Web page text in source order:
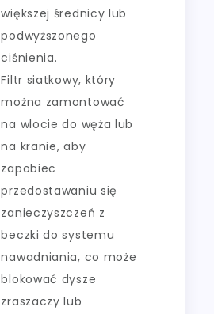
większej średnicy lub
podwyższonego
ciśnienia.
Filtr siatkowy, który
można zamontować
na wlocie do węża lub
na kranie, aby
zapobiec
przedostawaniu się
zanieczyszczeń z
beczki do systemu
nawadniania, co może
blokować dysze
zraszaczy lub